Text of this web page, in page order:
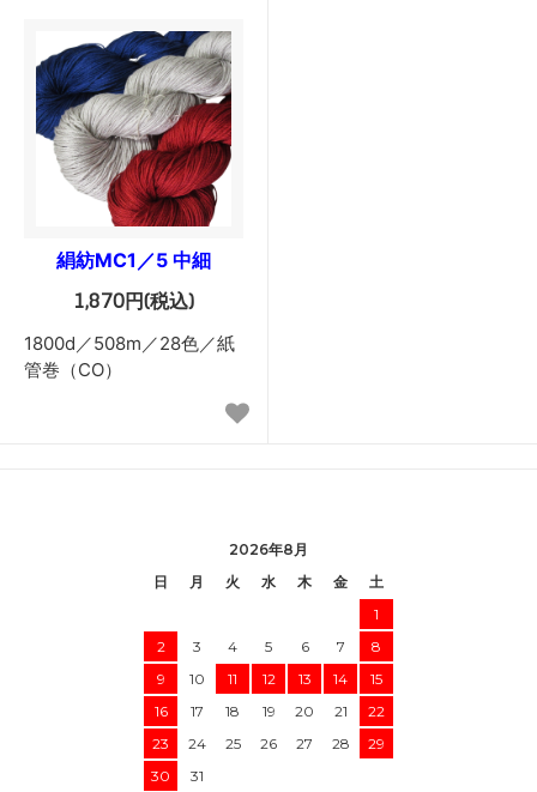
絹紡MC1／5 中細
1,870円(税込)
1800d／508m／28色／紙
管巻（CO）
2026年8月
日
月 火 水 木 金
土
1
2
3 4 5 6 7
8
9
10 11 12 13 14
15
16
17 18 19 20 21
22
23
24 25 26 27 28
29
30
31